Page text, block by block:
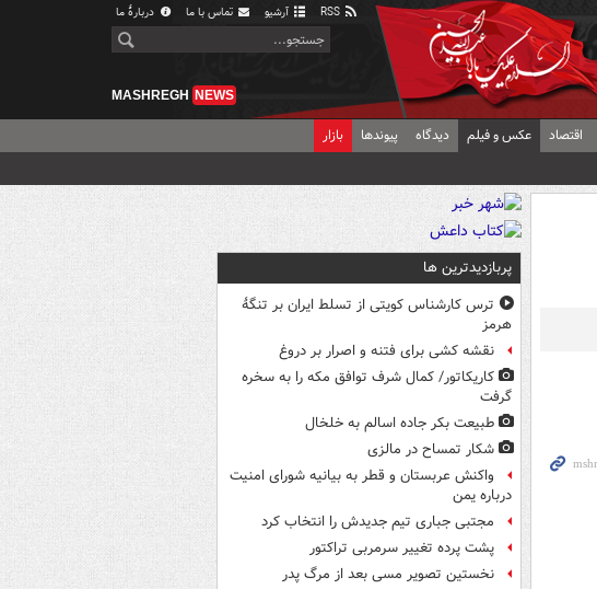
آرشیو تماس با ما دربارهٔ ما
MASHREGH NEWS
اقتصاد عکس و فیلم دیدگاه پیوندها بازار
پربازدیدترین ها
ترس کارشناس کویتی از تسلط ایران بر تنگۀ
هرمز
نقشه کشی برای فتنه و اصرار بر دروغ
کاریکاتور/ کمال شرف توافق مکه را به سخره
گرفت
طبیعت بکر جاده اسالم به خلخال
شکار تمساح در مالزی
واکنش عربستان و قطر به بیانیه شورای امنیت
درباره یمن
مجتبی جباری تیم جدیدش را انتخاب کرد
پشت پرده تغییر سرمربی تراکتور
نخستین تصویر مسی بعد از مرگ پدر